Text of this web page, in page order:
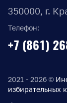
350000, г.
Телефон:
+7 (861)
2021 - 2026 ©
избирательных
Выборы
Краснодарского
края
Правовые акты